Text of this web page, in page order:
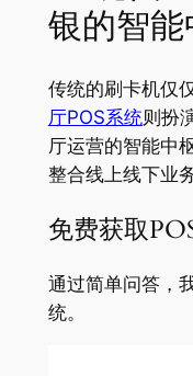
银的智
传统的刷卡机仅
厅POS系统则扮
厅运营的智能中
整合线上线下业务
免费获取
通过简单问答，
统。